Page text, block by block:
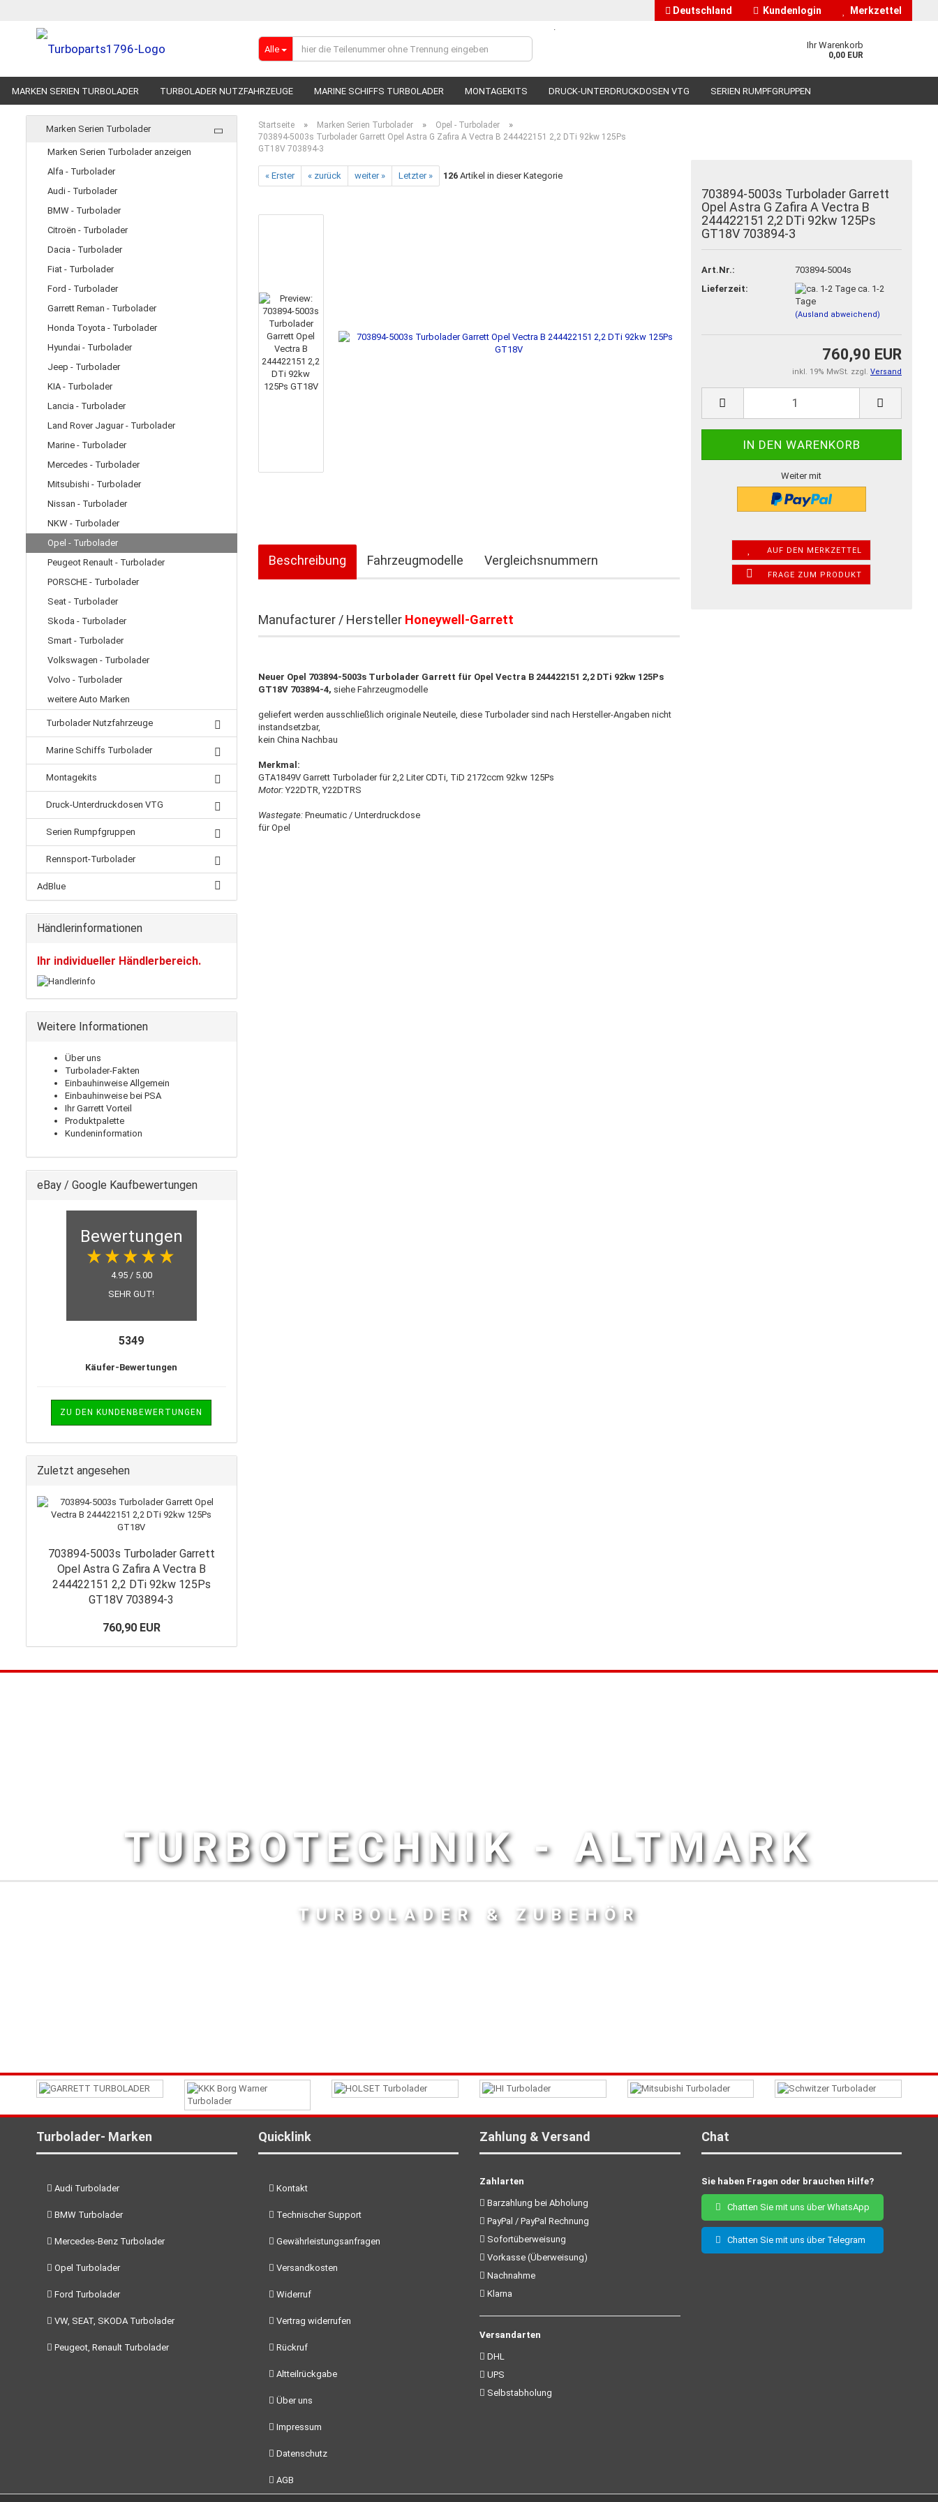
Deutschland
Lieferland
Kundenlogin
Passwort vergessen?
Merkzettel
Alle
.
Ihr Warenkorb
0,00 EUR
MARKEN SERIEN TURBOLADER TURBOLADER NUTZFAHRZEUGE MARINE SCHIFFS TURBOLADER MONTAGEKITS DRUCK-UNTERDRUCKDOSEN VTG SERIEN RUMPFGRUPPEN
Startseite » Marken Serien Turbolader » Opel - Turbolader »
703894-5003s Turbolader Garrett Opel Astra G Zafira A Vectra B 244422151 2,2 DTi 92kw 125Ps
GT18V 703894-3
« Erster « zurück weiter » Letzter » 126Artikel in dieser Kategorie
703894-5003s Turbolader Garrett
Opel Astra G Zafira A Vectra B
244422151 2,2 DTi 92kw 125Ps
GT18V 703894-3
Art.Nr.:
703894-5004s
Lieferzeit:
ca. 1-2
Tage
(Ausland abweichend)
760,90 EUR
inkl. 19% MwSt. zzgl. Versand
Weiter mit
AUF DEN MERKZETTEL
FRAGE ZUM PRODUKT
Beschreibung Fahrzeugmodelle Vergleichsnummern
Manufacturer / Hersteller Honeywell-Garrett
Neuer Opel 703894-5003s Turbolader Garrett für Opel Vectra B 244422151 2,2 DTi 92kw 125Ps
GT18V 703894-4, siehe Fahrzeugmodelle
geliefert werden ausschließlich originale Neuteile, diese Turbolader sind nach Hersteller-Angaben nicht
instandsetzbar,
​kein China Nachbau
Merkmal:
GTA1849V Garrett Turbolader für 2,2 Liter CDTi, TiD 2172ccm 92kw 125Ps
Motor:Y22DTR, Y22DTRS
Wastegate:Pneumatic / Unterdruckdose
für Opel
Marken Serien Turbolader
Marken Serien Turbolader anzeigen
Alfa - Turbolader
Audi - Turbolader
BMW - Turbolader
Citroën - Turbolader
Dacia - Turbolader
Fiat - Turbolader
Ford - Turbolader
Garrett Reman - Turbolader
Honda Toyota - Turbolader
Hyundai - Turbolader
Jeep - Turbolader
KIA - Turbolader
Lancia - Turbolader
Land Rover Jaguar - Turbolader
Marine - Turbolader
Mercedes - Turbolader
Mitsubishi - Turbolader
Nissan - Turbolader
NKW - Turbolader
Opel - Turbolader
Peugeot Renault - Turbolader
PORSCHE - Turbolader
Seat - Turbolader
Skoda - Turbolader
Smart - Turbolader
Volkswagen - Turbolader
Volvo - Turbolader
weitere Auto Marken
Turbolader Nutzfahrzeuge
Marine Schiffs Turbolader
Montagekits
Druck-Unterdruckdosen VTG
Serien Rumpfgruppen
Rennsport-Turbolader
AdBlue
Händlerinformationen
Ihr individueller Händlerbereich.
Weitere Informationen
Über uns
Turbolader-Fakten
Einbauhinweise Allgemein
Einbauhinweise bei PSA
Ihr Garrett Vorteil
Produktpalette
Kundeninformation
eBay / Google Kaufbewertungen
Bewertungen
4.95 / 5.00
SEHR GUT!
5349
Käufer-Bewertungen
ZU DEN KUNDENBEWERTUNGEN
Zuletzt angesehen
703894-5003s Turbolader Garrett
Opel Astra G Zafira A Vectra B
244422151 2,2 DTi 92kw 125Ps
GT18V 703894-3
760,90 EUR
TURBOTECHNIK - ALTMARK
TURBOLADER & ZUBEHÖR
Turbolader- Marken
Audi Turbolader
BMW Turbolader
Mercedes-Benz Turbolader
Opel Turbolader
Ford Turbolader
VW, SEAT, SKODA Turbolader
Peugeot, Renault Turbolader
Quicklink
Kontakt
Technischer Support
Gewährleistungsanfragen
Versandkosten
Widerruf
Vertrag widerrufen
Rückruf
Altteilrückgabe
Über uns
Impressum
Datenschutz
AGB
Zahlung & Versand
Zahlarten
Barzahlung bei Abholung
PayPal / PayPal Rechnung
Sofortüberweisung
Vorkasse (Überweisung)
Nachnahme
Klarna
Versandarten
DHL
UPS
Selbstabholung
Chat
Sie haben Fragen oder brauchen Hilfe?
Chatten Sie mit uns über WhatsApp
Chatten Sie mit uns über Telegram